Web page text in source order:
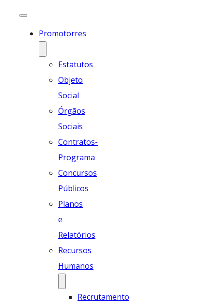
Promotorres
Estatutos
Objeto
Social
Órgãos
Sociais
Contratos-
Programa
Concursos
Públicos
Planos
e
Relatórios
Recursos
Humanos
Recrutamento